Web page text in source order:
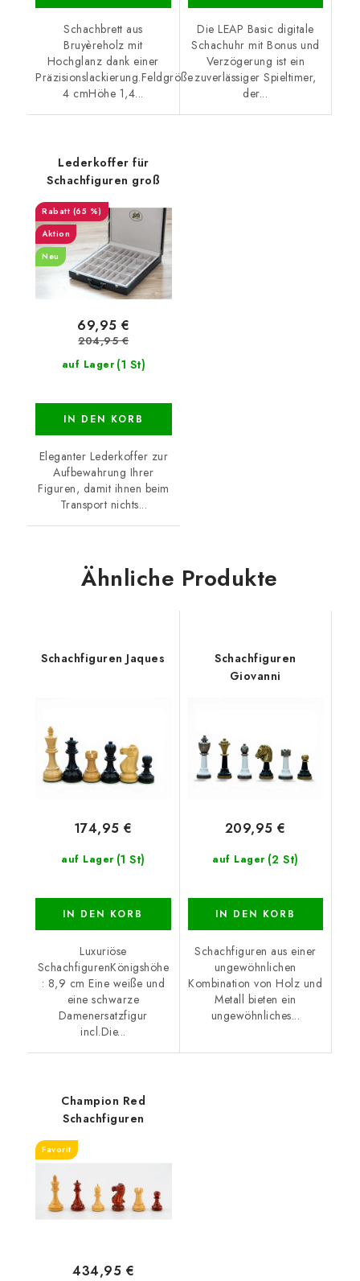
Schachbrett aus
Bruyèreholz mit
Hochglanz dank einer
Präzisionslackierung.Feldgröße
4 cmHöhe 1,4...
Die LEAP Basic digitale
Schachuhr mit Bonus und
Verzögerung ist ein
zuverlässiger Spieltimer,
der...
Lederkoffer für
Schachfiguren groß
(65 %)
Aktion
Neu
auf Lager (1 St)
69,95 €
204,95 €
IN DEN KORB
Eleganter Lederkoffer zur
Aufbewahrung Ihrer
Figuren, damit ihnen beim
Transport nichts...
Ähnliche Produkte
Schachfiguren Jaques
auf Lager (1 St)
174,95 €
IN DEN KORB
Luxuriöse
SchachfigurenKönigshöhe
: 8,9 cm Eine weiße und
eine schwarze
Damenersatzfigur
incl.Die...
Schachfiguren
Giovanni
auf Lager (2 St)
209,95 €
IN DEN KORB
Schachfiguren aus einer
ungewöhnlichen
Kombination von Holz und
Metall bieten ein
ungewöhnliches...
Champion Red
Schachfiguren
Favorit
434,95 €